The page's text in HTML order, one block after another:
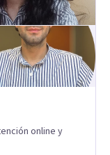
online y